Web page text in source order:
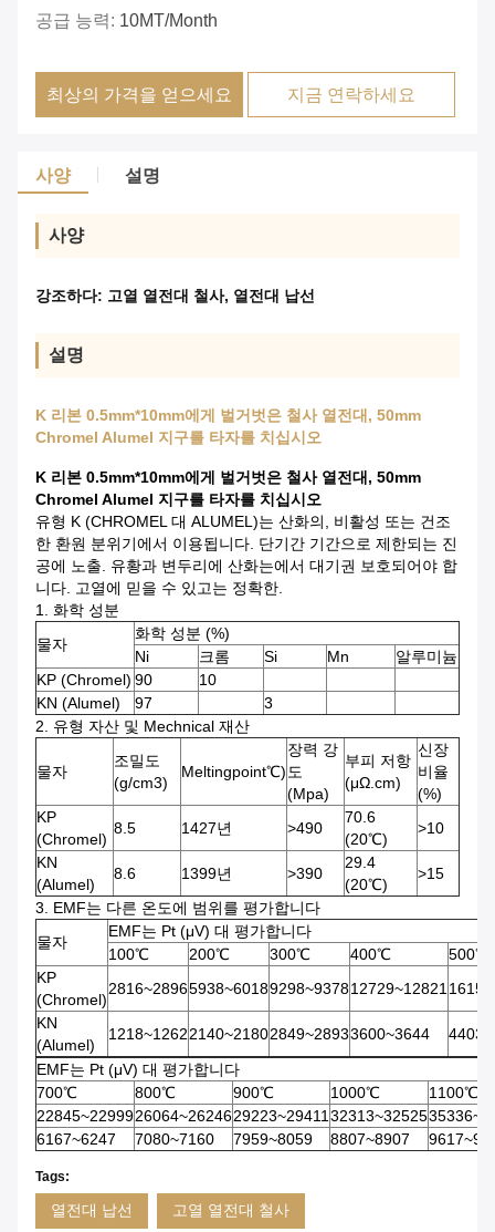
공급 능력: 10MT/Month
최상의 가격을 얻으세요 지금 연락하세요
사양 설명
사양
강조하다: 고열 열전대 철사, 열전대 납선
설명
K 리본 0.5mm*10mm에게 벌거벗은 철사 열전대, 50mm
Chromel Alumel 지구를 타자를 치십시오
K 리본 0.5mm*10mm에게 벌거벗은 철사 열전대, 50mm
Chromel Alumel 지구를 타자를 치십시오
유형 K (CHROMEL 대 ALUMEL)는 산화의, 비활성 또는 건조
한 환원 분위기에서 이용됩니다. 단기간 기간으로 제한되는 진
공에 노출. 유황과 변두리에 산화는에서 대기권 보호되어야 합
니다. 고열에 믿을 수 있고는 정확한.
1. 화학 성분
물자
화학 성분 (%)
Ni
크롬 Si Mn
알루미늄
KP (Chromel) 90
10
KN (Alumel)
97
3
2. 유형 자산 및 Mechnical 재산
물자
조밀도
(g/cm3)
Meltingpoint℃)
장력 강
도
(Mpa)
부피 저항
(μΩ.cm)
신장
비율
(%)
KP
(Chromel)
8.5 1427년 >490
70.6
(20℃)
>10
KN
(Alumel)
8.6 1399년 >390
29.4
(20℃)
>15
3. EMF는 다른 온도에 범위를 평가합니다
물자
EMF는 Pt (μV) 대 평가합니다
100℃
200℃ 300℃ 400℃
500℃
KP
(Chromel)
2816~28965938~60189298~937812729~12821
KN
(Alumel)
1218~12622140~21802849~28933600~3644
EMF는 Pt (μV) 대 평가합니다
700℃
800℃ 900℃ 1000℃
1100℃
22845~2299926064~2624629223~2941132313~32525
6167~6247
7080~7160 7959~8059 8807~8907
Tags:
열전대 납선 고열 열전대 철사